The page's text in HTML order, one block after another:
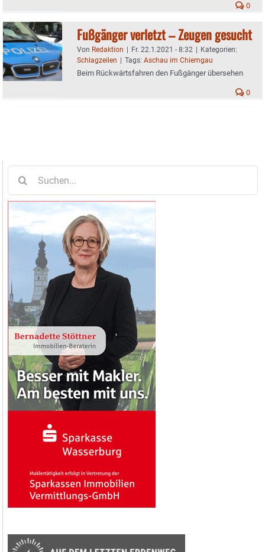
0
Fußgänger verletzt – Zeugen gesucht
Von Redaktion | Fr. 22.1.2021 - 8:32 | Kategorien:
Schlagzeilen | Tags: Aschau im Chiemgau
Beim Rückwärtsfahren den Fußgänger übersehen
0
nach: